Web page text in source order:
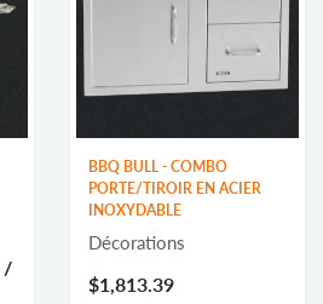
/
BBQ BULL - COMBO
PORTE/TIROIR EN ACIER
INOXYDABLE
Décorations
$1,813.39